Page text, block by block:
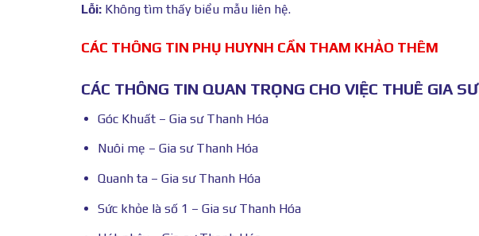
Lỗi: Không tìm thấy biểu mẫu liên hệ.
CÁC THÔNG TIN PHỤ HUYNH CẦN THAM KHẢO THÊM
CÁC THÔNG TIN QUAN TRỌNG CHO VIỆC THUÊ GIA SƯ
Góc Khuất – Gia sư Thanh Hóa
Nuôi mẹ – Gia sư Thanh Hóa
Quanh ta – Gia sư Thanh Hóa
Sức khỏe là số 1 – Gia sư Thanh Hóa